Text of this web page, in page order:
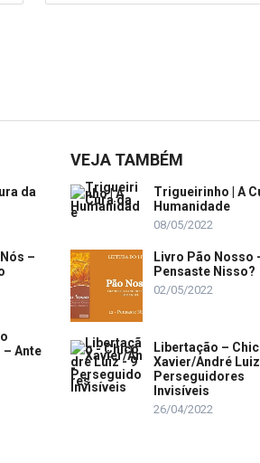
da
–
– Ante
VEJA TAMBÉM
Trigueirinho | A
Humanidade
08/05/2022
Livro Pão Nosso
Pensaste Nisso?
02/05/2022
Libertação –
Xavier/André
Perseguidores
Invisíveis
26/04/2022